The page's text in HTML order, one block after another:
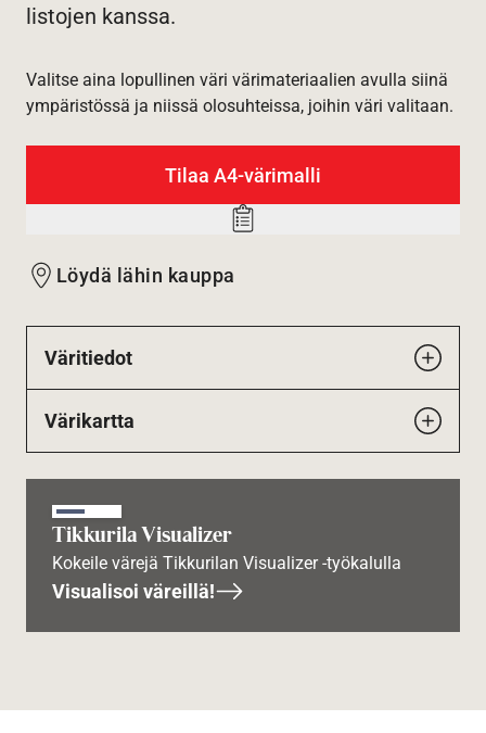
listojen kanssa.
Valitse aina lopullinen väri värimateriaalien avulla siinä
ympäristössä ja niissä olosuhteissa, joihin väri valitaan.
Tilaa A4-värimalli
Add
Löydä lähin kauppa
Väritiedot
Värikartta
Tikkurila Visualizer
Kokeile värejä Tikkurilan Visualizer -työkalulla
Visualisoi väreillä!